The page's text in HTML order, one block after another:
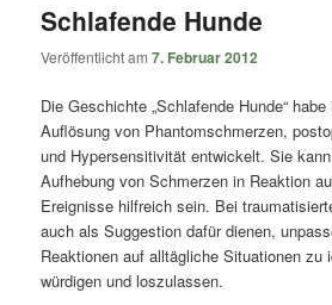
Schlafende Hunde
Veröffentlicht am7. Februar 2012
Die Geschichte „Schlafende Hunde“
Auflösung von Phantomschmerzen,
und Hypersensitivität entwickelt. Sie
Aufhebung von Schmerzen in Reaktion
Ereignisse hilfreich sein. Bei
auch als Suggestion dafür dienen,
Reaktionen auf alltägliche Situationen zu
würdigen und loszulassen.